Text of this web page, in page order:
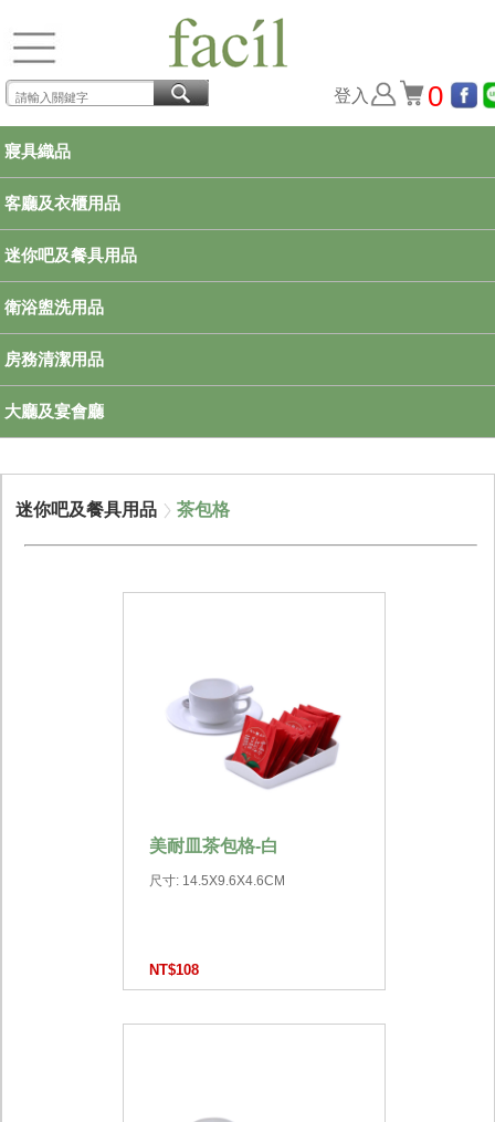
登入 0
寢具織品
客廳及衣櫃用品
迷你吧及餐具用品
衛浴盥洗用品
房務清潔用品
大廳及宴會廳
迷你吧及餐具用品 茶包格
美耐皿茶包格-白
尺寸: 14.5X9.6X4.6CM
NT$108